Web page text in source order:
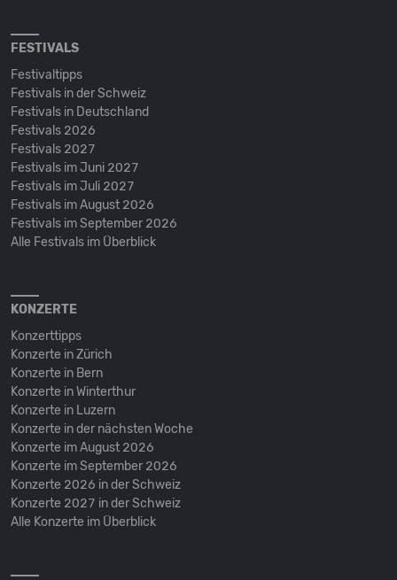
FESTIVALS
Festivaltipps
Festivals in der Schweiz
Festivals in Deutschland
Festivals 2026
Festivals 2027
Festivals im Juni 2027
Festivals im Juli 2027
Festivals im August 2026
Festivals im September 2026
Alle Festivals im Überblick
KONZERTE
Konzerttipps
Konzerte in Zürich
Konzerte in Bern
Konzerte in Winterthur
Konzerte in Luzern
Konzerte in der nächsten Woche
Konzerte im August 2026
Konzerte im September 2026
Konzerte 2026 in der Schweiz
Konzerte 2027 in der Schweiz
Alle Konzerte im Überblick